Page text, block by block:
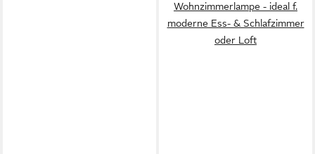
Wohnzimmerlampe - ideal f.
moderne Ess- & Schlafzimmer
oder Loft